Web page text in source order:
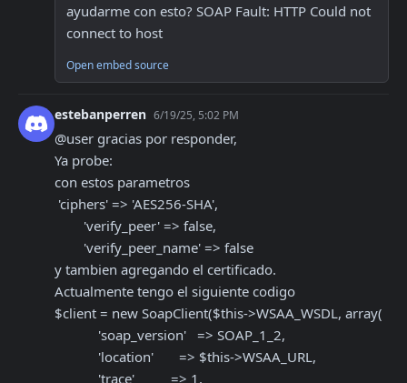
ayudarme con esto? SOAP Fault: HTTP Could not
connect to host
Open embed source
estebanperren 6/19/25, 5:02 PM
@user gracias por responder,
Ya probe:
con estos parametros
y tambien agregando el certificado.
Actualmente tengo el siguiente codigo
$client = new SoapClient($this->WSAA_WSDL, array(